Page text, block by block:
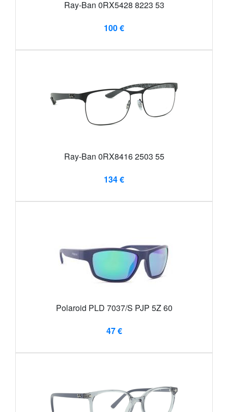
Ray-Ban 0RX5428 8223 53
100 €
Ray-Ban 0RX8416 2503 55
134 €
Polaroid PLD 7037/S PJP 5Z 60
47 €